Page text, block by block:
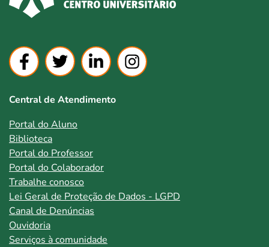
Central de Atendimento
Portal do Aluno
Biblioteca
Portal do Professor
Portal do Colaborador
Trabalhe conosco
Lei Geral de Proteção de Dados - LGPD
Canal de Denúncias
Ouvidoria
Serviços à comunidade